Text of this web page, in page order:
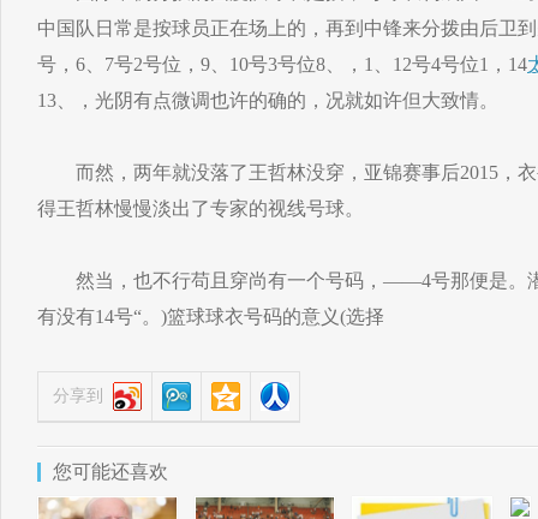
中国队日常是按球员正在场上的，再到中锋来分拨由后卫
号，6、7号2号位，9、10号3号位8、，1、12号4号位1，14
13、，光阴有点微调也许的确的，况就如许但大致情。
而然，两年就没落了王哲林没穿，亚锦赛事后2015，
得王哲林慢慢淡出了专家的视线号球。
然当，也不行苟且穿尚有一个号码，——4号那便是。潜
有没有14号“。)篮球球衣号码的意义(选择
分享到
您可能还喜欢